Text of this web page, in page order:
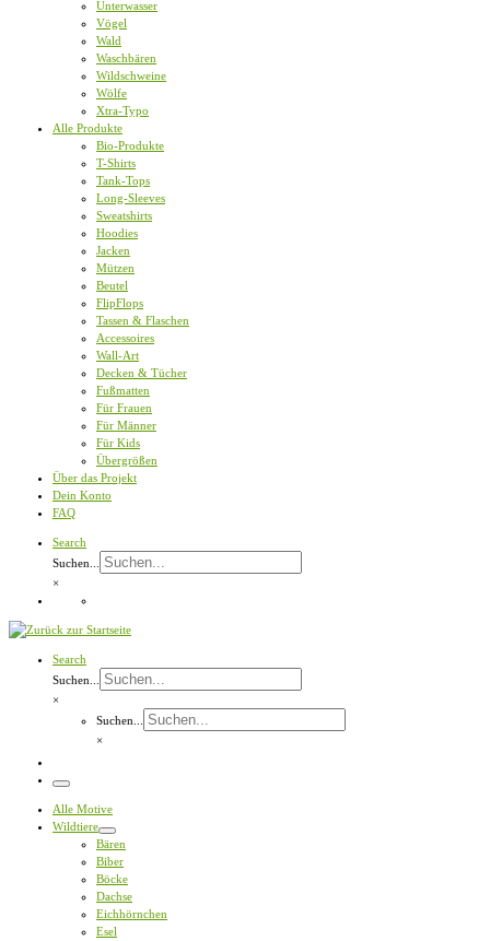
Unterwasser
Vögel
Wald
Waschbären
Wildschweine
Wölfe
Xtra-Typo
Alle Produkte
Bio-Produkte
T-Shirts
Tank-Tops
Long-Sleeves
Sweatshirts
Hoodies
Jacken
Mützen
Beutel
FlipFlops
Tassen & Flaschen
Accessoires
Wall-Art
Decken & Tücher
Fußmatten
Für Frauen
Für Männer
Für Kids
Übergrößen
Über das Projekt
Dein Konto
FAQ
Search
Suchen...
×
Search
Suchen...
×
Suchen...
×
Menü
Alle Motive
Wildtiere
Bären
Biber
Böcke
Dachse
Eichhörnchen
Esel